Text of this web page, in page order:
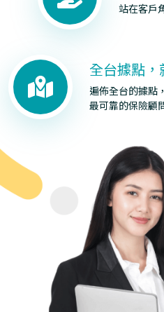
站在客戶
全台據點
遍佈全台的據點
最可靠的保險顧